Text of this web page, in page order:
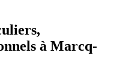
à Marcq-